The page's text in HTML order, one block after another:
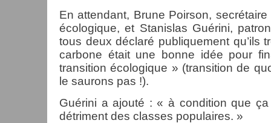
En attendant, Brune Poirson, secrétaire
écologique, et Stanislas Guérini,
tous deux déclaré publiquement qu’ils
carbone était une bonne idée pour
transition écologique » (transition de
le saurons pas !).
Guérini a ajouté : « à condition que
détriment des classes populaires. »